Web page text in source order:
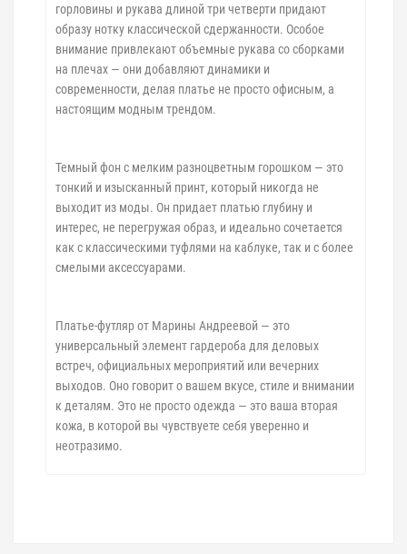
горловины и рукава длиной три четверти придают
образу нотку классической сдержанности. Особое
внимание привлекают объемные рукава со сборками
на плечах — они добавляют динамики и
современности, делая платье не просто офисным, а
настоящим модным трендом.
Темный фон с мелким разноцветным горошком — это
тонкий и изысканный принт, который никогда не
выходит из моды. Он придает платью глубину и
интерес, не перегружая образ, и идеально сочетается
как с классическими туфлями на каблуке, так и с более
смелыми аксессуарами.
Платье-футляр от Марины Андреевой — это
универсальный элемент гардероба для деловых
встреч, официальных мероприятий или вечерних
выходов. Оно говорит о вашем вкусе, стиле и внимании
к деталям. Это не просто одежда — это ваша вторая
кожа, в которой вы чувствуете себя уверенно и
неотразимо.